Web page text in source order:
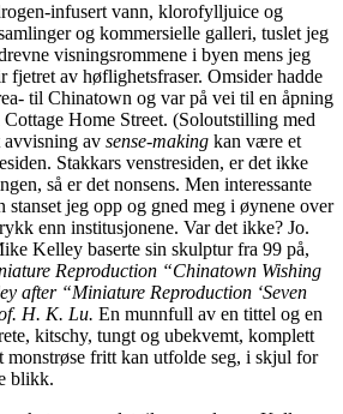
infusert vann, klorofylljuice og
og kommersielle galleri, tuslet jeg
visningsrommene i byen mens jeg
fjetret av høflighetsfraser. Omsider hadde
til Chinatown og var på vei til en åpning
Cottage Home Street. (Soloutstilling med
avvisning av sense-making kan være et
Stakkars venstresiden, er det ikke
så er det nonsens. Men interessante
jeg opp og gned meg i øynene over
enn institusjonene. Var det ikke? Jo.
Kelley baserte sin skulptur fra 99 på,
Reproduction “Chinatown Wishing
after “Miniature Reproduction ‘Seven
H. K. Lu. En munnfull av en tittel og en
kitschy, tungt og ubekvemt, komplett
monstrøse fritt kan utfolde seg, i skjul for
blikk.